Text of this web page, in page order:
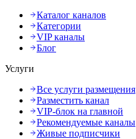
Каталог каналов
Категории
VIP каналы
Блог
Услуги
Все услуги размещения
Разместить канал
VIP-блок на главной
Рекомендуемые каналы
Живые подписчики